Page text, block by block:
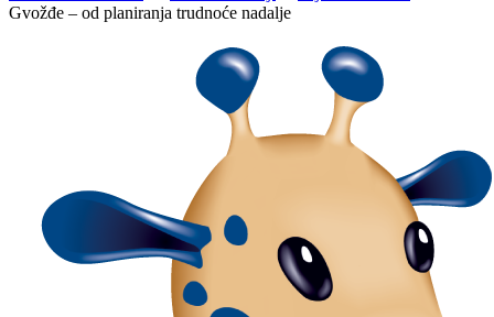
Gvožđe – od planiranja trudnoće nadalje